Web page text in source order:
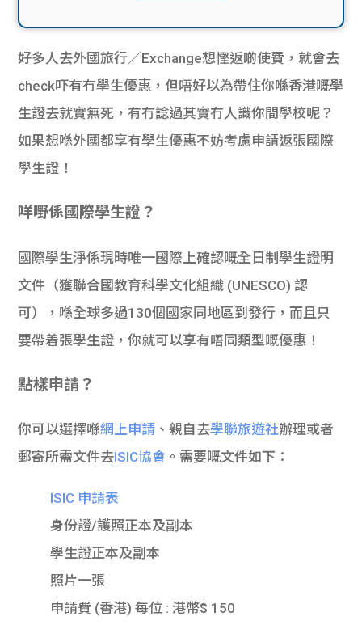
私人
貸款
貸款
計數
Gui
de
理財
Gui
貸款
101
好多人去外國旅行／Exchange想慳返啲使費，就會去
check吓有冇學生優惠，但唔好以為帶住你喺香港嘅學
生證去就實無死，有冇諗過其實冇人識你間學校呢？
如果想喺外國都享有學生優惠不妨考慮申請返張國際
學生證！
咩嘢係國際學生證？
國際學生淨係現時唯一國際上確認嘅全日制學生證明
文件（獲聯合國教育科學文化組織 (UNESCO) 認
可），喺全球多過130個國家同地區到發行，而且只
要帶着張學生證，你就可以享有唔同類型嘅優惠！
點樣申請？
你可以選擇喺網上申請 、親自去學聯旅遊社辦理或者
郵寄所需文件去ISIC協會 。需要嘅文件如下：
ISIC 申請表
身份證/護照正本及副本
學生證正本及副本
照片一張
申請費 (香港) 每位 : 港幣$ 150